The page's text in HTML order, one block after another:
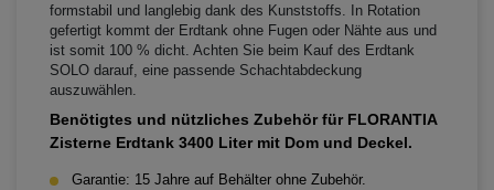
formstabil und langlebig dank des Kunststoffs. In Rotation
gefertigt kommt der Erdtank ohne Fugen oder Nähte aus und
ist somit 100 % dicht. Achten Sie beim Kauf des Erdtank
SOLO darauf, eine passende Schachtabdeckung
auszuwählen.
Benötigtes und nützliches Zubehör für FLORANTIA
Zisterne Erdtank 3400 Liter mit Dom und Deckel.
Garantie: 15 Jahre auf Behälter ohne Zubehör.